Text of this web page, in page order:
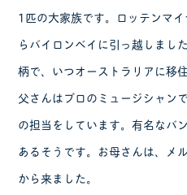
1匹の大家族です。ロッテンマ
らバイロンベイに引っ越しまし
柄で、いつオーストラリアに移
父さんはプロのミュージシャン
の担当をしています。有名なバ
あるそうです。お母さんは、メ
から来ました。